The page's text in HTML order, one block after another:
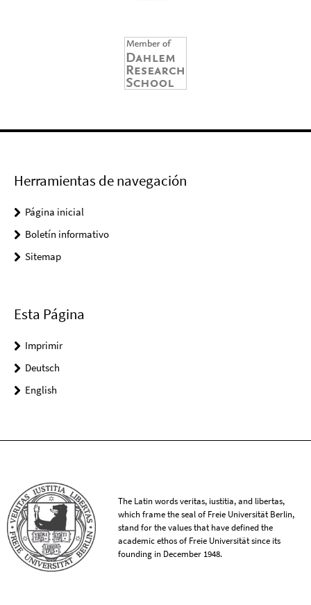
Herramientas de navegación
Página inicial
Boletín informativo
Sitemap
Esta Página
Imprimir
Deutsch
English
The Latin words veritas, iustitia, and libertas,
which frame the seal of Freie Universität Berlin,
stand for the values that have defined the
academic ethos of Freie Universität since its
founding in December 1948.